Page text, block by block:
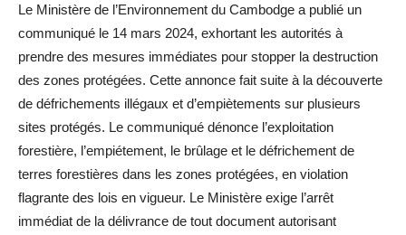
Le Ministère de l’Environnement du Cambodge a publié un
communiqué le 14 mars 2024, exhortant les autorités à
prendre des mesures immédiates pour stopper la destruction
des zones protégées. Cette annonce fait suite à la découverte
de défrichements illégaux et d’empiètements sur plusieurs
sites protégés. Le communiqué dénonce l’exploitation
forestière, l’empiétement, le brûlage et le défrichement de
terres forestières dans les zones protégées, en violation
flagrante des lois en vigueur. Le Ministère exige l’arrêt
immédiat de la délivrance de tout document autorisant